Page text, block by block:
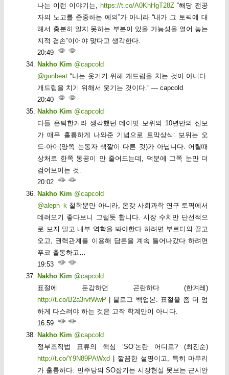
나는 이런 이야기는, https://t.co/A0KhHgT28Z “해당 전공
자의 노고를 존중하는 예의”가 아니라 “내가 그 토픽에 대
해서 충분히 알지 못하는 부분이 있을 가능성을 열어 놓는
지적 겸손”이어야 맞다고 생각한다.
20:49
Nakho Kim @capcold
@gunbeat “나는 웃기기 위해 개드립을 치는 것이 아니다.
개드립을 치기 위해서 웃기는 것이다.” — capcold
20:40
Nakho Kim @capcold
다들 은퇴한거라 생각했던 데이빗 보위의 10년만의 신보
가 매우 훌륭하게 나와준 기념으로 토막상식: 보위는 오
드-아이(양쪽 눈동자 색깔이 다른 것)가 아닙니다. 어릴때
상처로 한쪽 동공이 안 줄어드는데, 덕분에 그쪽 눈만 더
검어보이는 것.
20:02
Nakho Kim @capcold
@aleph_k 철학뿐만 아니라, 온갖 사회과학 연구 토픽에서
데려오기 좋다보니 그럴듯 합니다. 시장 수치만 단선적으
로 보지 말고 내부 역학을 봐야한다 하려면 부르디외 끌고
오고, 권력관계를 이용해 담론을 계속 틀어나갔다 하려면
푸코 출동하고…
19:53
Nakho Kim @capcold
표절에 둔감하면 곤란하다 (한겨레)
http://t.co/B2a3rvfWwP | 블로그 백업본. 표절을 좀 더 엄
하게 다스려야 하는 것은 고작 학계만이 아니다.
16:59
Nakho Kim @capcold
정부조직법 표류의 핵심 ‘SO’논란 어디로? (최진순)
http://t.co/Y9N89PAWxd | 깔끔한 설명이고, 특히 마무리
가 훌륭하다: 민주당의 SO잡기는 시장현실 못보는 근시안